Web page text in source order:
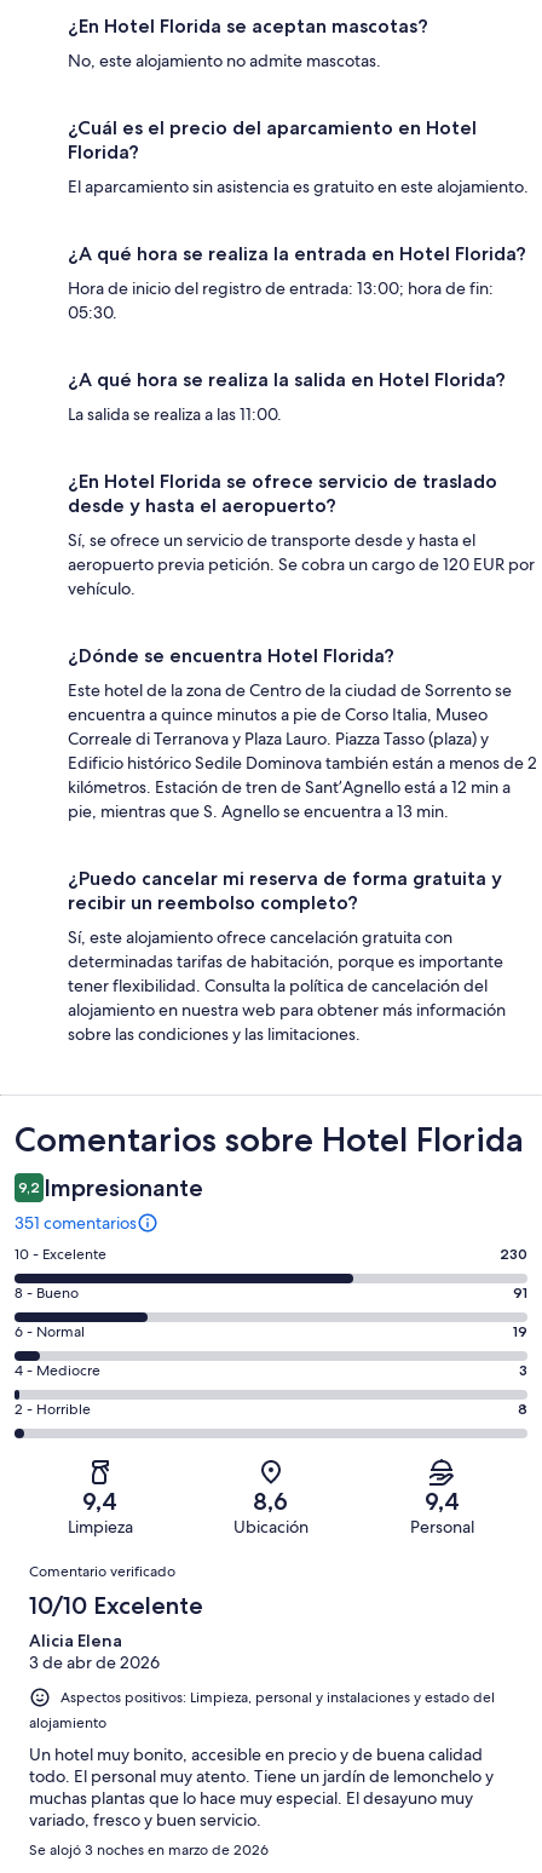
¿En Hotel Florida se aceptan mascotas?
No, este alojamiento no admite mascotas.
¿Cuál es el precio del aparcamiento en Hotel
Florida?
El aparcamiento sin asistencia es gratuito en este alojamiento.
¿A qué hora se realiza la entrada en Hotel Florida?
Hora de inicio del registro de entrada: 13:00; hora de fin:
05:30.
¿A qué hora se realiza la salida en Hotel Florida?
La salida se realiza a las 11:00.
¿En Hotel Florida se ofrece servicio de traslado
desde y hasta el aeropuerto?
Sí, se ofrece un servicio de transporte desde y hasta el
aeropuerto previa petición. Se cobra un cargo de 120 EUR por
vehículo.
¿Dónde se encuentra Hotel Florida?
Este hotel de la zona de Centro de la ciudad de Sorrento se
encuentra a quince minutos a pie de Corso Italia, Museo
Correale di Terranova y Plaza Lauro. Piazza Tasso (plaza) y
Edificio histórico Sedile Dominova también están a menos de 2
kilómetros. Estación de tren de Sant’Agnello está a 12 min a
pie, mientras que S. Agnello se encuentra a 13 min.
¿Puedo cancelar mi reserva de forma gratuita y
recibir un reembolso completo?
Sí, este alojamiento ofrece cancelación gratuita con
determinadas tarifas de habitación, porque es importante
tener flexibilidad. Consulta la política de cancelación del
alojamiento en nuestra web para obtener más información
sobre las condiciones y las limitaciones.
Comentarios
Comentarios sobre Hotel Florida
9,2 Impresionante
351 comentarios
230
comentarios
de
un
total
de
351
con
puntuación
10 - Excelente 230
91
comentarios
de
un
total
de
puntuación
8 - Bueno 91
19
comentarios
de
un
total
puntuación
Normal
6 - Normal 19
3
comentarios
de
una
puntuación
Mediocre
4 - Mediocre 3
8
comentarios
351
una
puntuación
de
2 - Horrible 8
9,4
Limpieza
8,6
Ubicación
9,4
Personal
Comentarios
Comentario verificado
10/10 Excelente
Alicia Elena
3 de abr de 2026
Aspectos positivos: Limpieza, personal y instalaciones y estado del
alojamiento
Un hotel muy bonito, accesible en precio y de buena calidad
todo. El personal muy atento. Tiene un jardín de lemonchelo y
muchas plantas que lo hace muy especial. El desayuno muy
variado, fresco y buen servicio.
Se alojó 3 noches en marzo de 2026